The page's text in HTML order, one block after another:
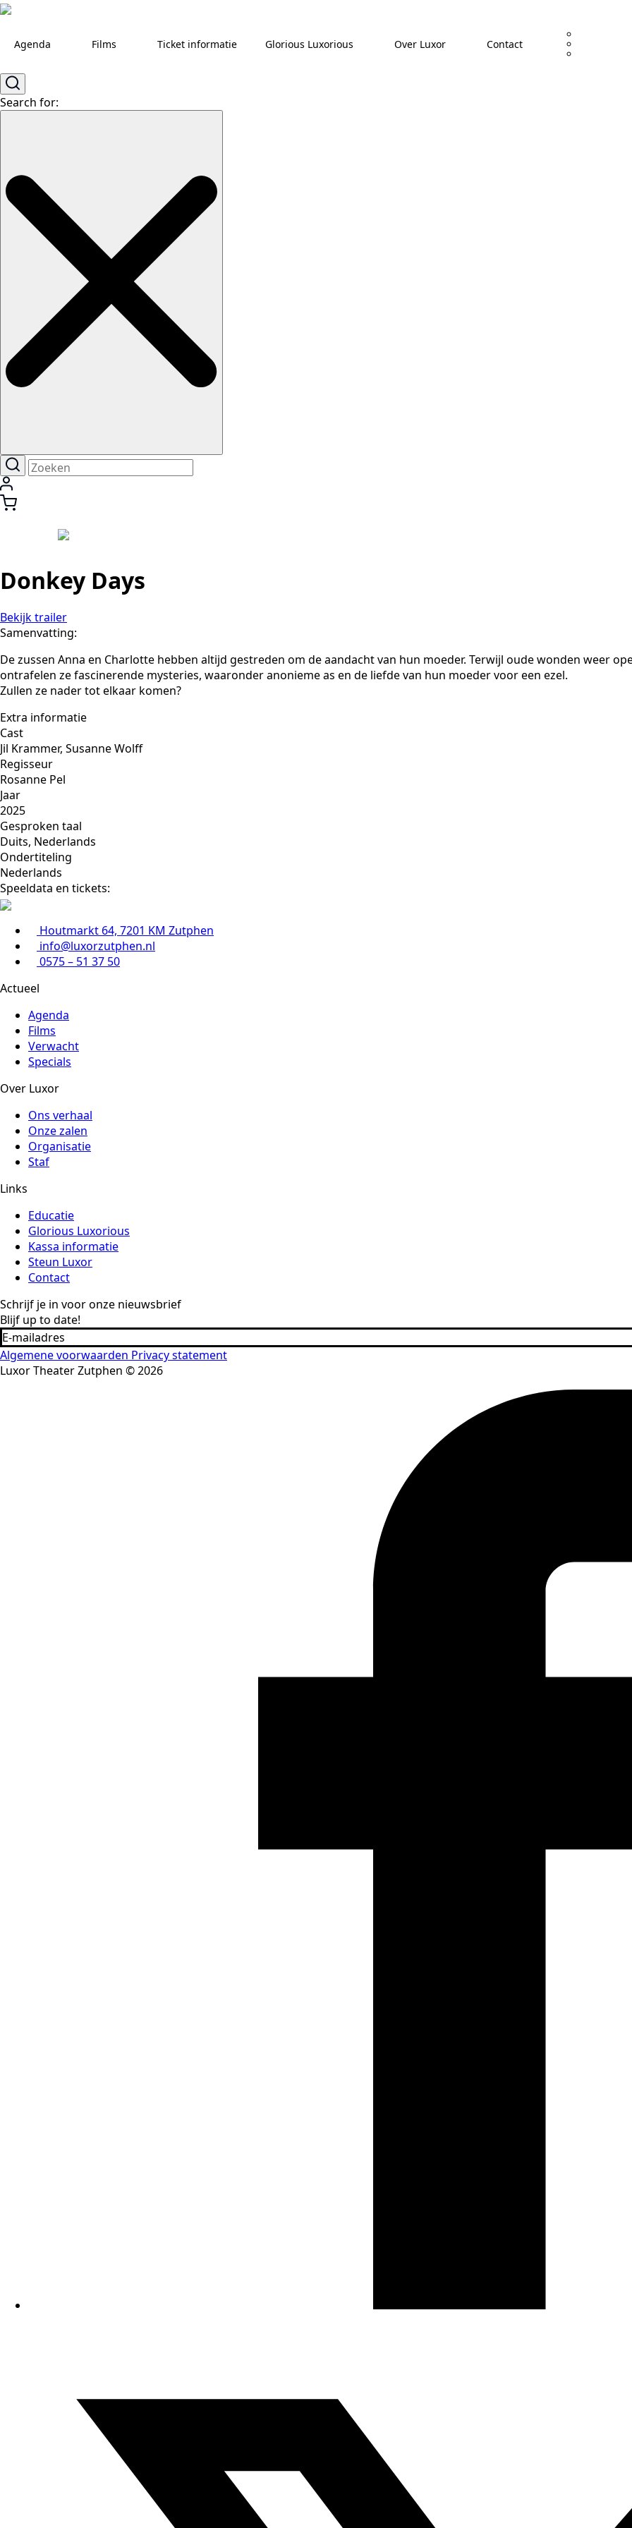
Agenda Films Ticket informatie Glorious Luxorious Over Luxor Contact
Search for:
Donkey Days
Bekijk trailer
Samenvatting:
De zussen Anna en Charlotte hebben altijd gestreden om de aandacht van hun moeder. Terwijl oude wonden weer
ontrafelen ze fascinerende mysteries, waaronder anonieme as en de liefde van hun moeder voor een ezel.
Zullen ze nader tot elkaar komen?
Extra informatie
Cast
Jil Krammer, Susanne Wolff
Regisseur
Rosanne Pel
Jaar
2025
Gesproken taal
Duits, Nederlands
Ondertiteling
Nederlands
Speeldata en tickets:
Houtmarkt 64, 7201 KM Zutphen
info@luxorzutphen.nl
0575 – 51 37 50
Actueel
Agenda
Films
Verwacht
Specials
Over Luxor
Ons verhaal
Onze zalen
Organisatie
Staf
Links
Educatie
Glorious Luxorious
Kassa informatie
Steun Luxor
Contact
Schrijf je in voor onze nieuwsbrief
Blijf up to date!
Algemene voorwaarden Privacy statement
Luxor Theater Zutphen © 2026